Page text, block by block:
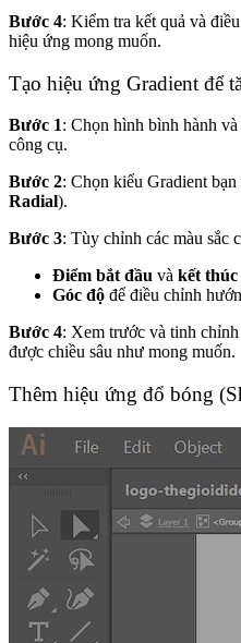
Bước 4: Kiểm tra kết quả và
hiệu ứng mong muốn.
Tạo hiệu ứng Gradient để
Bước 1: Chọn hình bình hành
công cụ.
Bước 2: Chọn kiểu Gradient
Radial).
Bước 3: Tùy chỉnh các màu sắc
Điểm bắt đầu và kết thúc
Góc độ để điều chỉnh
Bước 4: Xem trước và tinh
được chiều sâu như mong muốn.
Thêm hiệu ứng đổ bóng